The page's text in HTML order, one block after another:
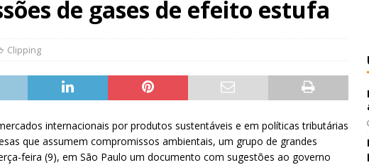
de gases de efeito estufa
Clipping
internacionais por produtos sustentáveis e em políticas tributárias
que assumem compromissos ambientais, um grupo de grandes
feira (9), em São Paulo um documento com sugestões ao governo